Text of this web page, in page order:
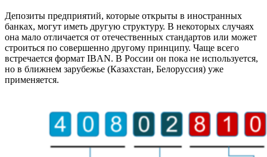
Депозиты предприятий, которые открыты в иностранных
банках, могут иметь другую структуру. В некоторых случаях
она мало отличается от отечественных стандартов или может
строиться по совершенно другому принципу. Чаще всего
встречается формат IBAN. В России он пока не используется,
но в ближнем зарубежье (Казахстан, Белоруссия) уже
применяется.